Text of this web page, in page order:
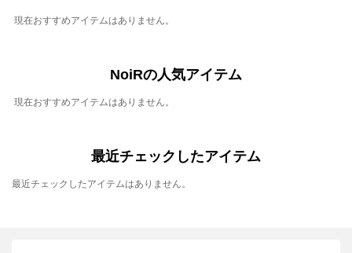
現在おすすめアイテムはありません。
NoiRの人気アイテム
現在おすすめアイテムはありません。
最近チェックしたアイテム
最近チェックしたアイテムはありません。